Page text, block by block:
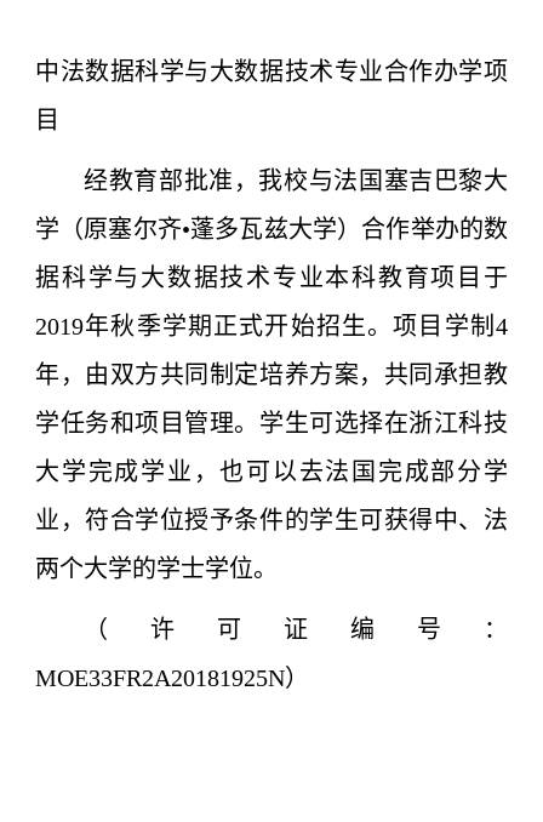
中法数据科学与大数据技术专业合作办学项
目
经教育部批准，我校与法国塞吉巴黎大
学（原塞尔齐•蓬多瓦兹大学）合作举办的数
据科学与大数据技术专业本科教育项目于
2019年秋季学期正式开始招生。项目学制4
年，由双方共同制定培养方案，共同承担教
学任务和项目管理。学生可选择在浙江科技
大学完成学业，也可以去法国完成部分学
业，符合学位授予条件的学生可获得中、法
两个大学的学士学位。
（许可证编号：
MOE33FR2A20181925N）